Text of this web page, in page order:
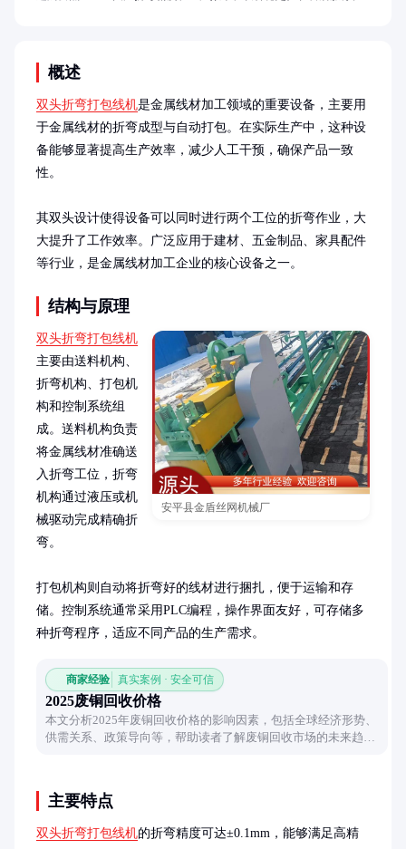
概述
双头折弯打包线机是金属线材加工领域的重要设备，主要用
于金属线材的折弯成型与自动打包。在实际生产中，这种设
备能够显著提高生产效率，减少人工干预，确保产品一致
性。
其双头设计使得设备可以同时进行两个工位的折弯作业，大
大提升了工作效率。广泛应用于建材、五金制品、家具配件
等行业，是金属线材加工企业的核心设备之一。
结构与原理
安平县金盾丝网机械厂
双头折弯打包线机
主要由送料机构、
折弯机构、打包机
构和控制系统组
成。送料机构负责
将金属线材准确送
入折弯工位，折弯
机构通过液压或机
械驱动完成精确折
弯。
打包机构则自动将折弯好的线材进行捆扎，便于运输和存
储。控制系统通常采用PLC编程，操作界面友好，可存储多
种折弯程序，适应不同产品的生产需求。
商家经验 真实案例 · 安全可信
2025废铜回收价格
本文分析2025年废铜回收价格的影响因素，包括全球经济形势、
供需关系、政策导向等，帮助读者了解废铜回收市场的未来趋
主要特点
双头折弯打包线机的折弯精度可达±0.1mm，能够满足高精